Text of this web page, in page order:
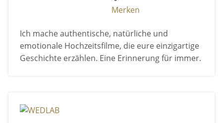
Merken
Ich mache authentische, natürliche und
emotionale Hochzeitsfilme, die eure einzigartige
Geschichte erzählen. Eine Erinnerung für immer.